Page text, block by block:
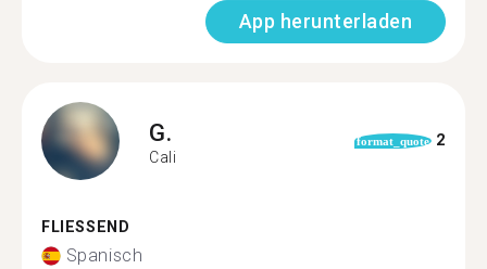
App herunterladen
G.
Cali
format_quote 2
FLIESSEND
Spanisch